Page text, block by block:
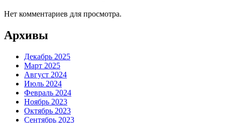
Нет комментариев для просмотра.
Архивы
Декабрь 2025
Март 2025
Август 2024
Июль 2024
Февраль 2024
Ноябрь 2023
Октябрь 2023
Сентябрь 2023